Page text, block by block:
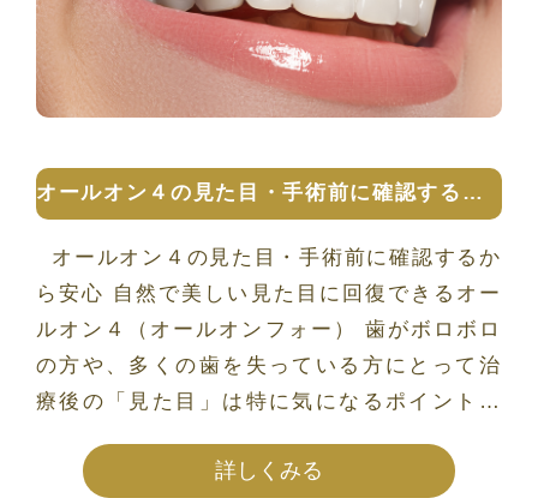
オールオン４の見た目・手術前に確認するから安心
オールオン４の見た目・手術前に確認するか
ら安心 自然で美しい見た目に回復できるオー
ルオン４（オールオンフォー） 歯がボロボロ
の方や、多くの歯を失っている方にとって治
療後の「見た目」は特に気になるポイントで
詳しくみる